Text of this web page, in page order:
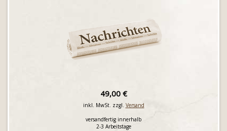
49,00 €
inkl. MwSt. zzgl. Versand
versandfertig innerhalb
2-3 Arbeitstage